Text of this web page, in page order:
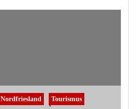
Nordfriesland Tourismus